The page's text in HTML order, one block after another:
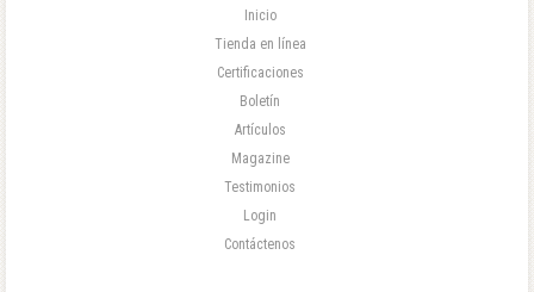
Inicio
Tienda en línea
Certificaciones
Boletín
Artículos
Magazine
Testimonios
Login
Contáctenos